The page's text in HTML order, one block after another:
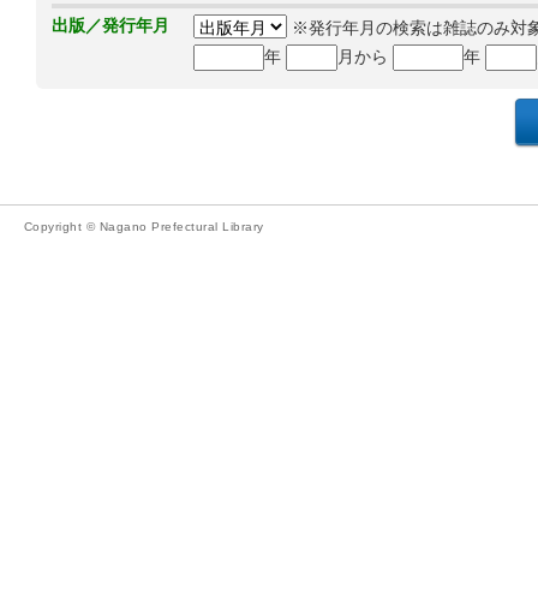
出版／発行年月
※発行年月の検索は雑誌のみ対
年
月から 年
Copyright © Nagano Prefectural Library